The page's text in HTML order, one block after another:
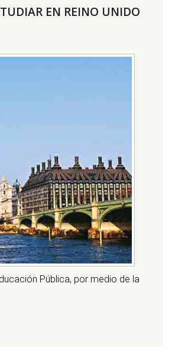
EN REINO UNIDO
Pública, por medio de la